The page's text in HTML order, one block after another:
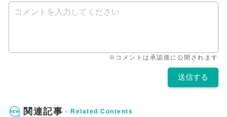
※コメントは承認後に公開されます
関連記事